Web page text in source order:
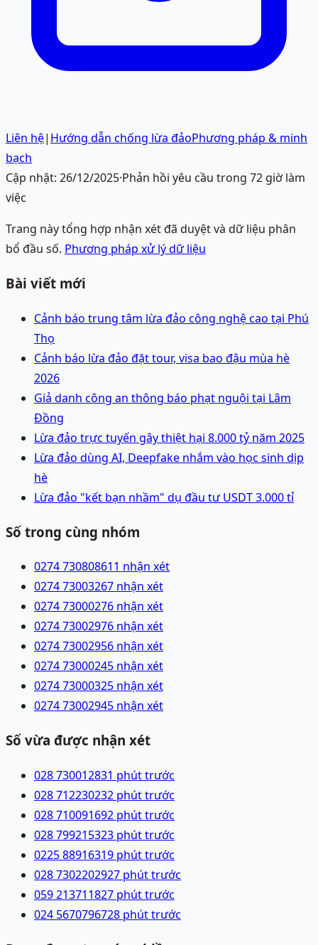
Liên hệ| Hướng dẫn chống lừa đảoPhương pháp & minh
bạch
Cập nhật: 26/12/2025·Phản hồi yêu cầu trong 72 giờ làm
việc
Trang này tổng hợp nhận xét đã duyệt và dữ liệu phân
bổ đầu số. Phương pháp xử lý dữ liệu
Bài viết mới
Cảnh báo trung tâm lừa đảo công nghệ cao tại Phú
Thọ
Cảnh báo lừa đảo đặt tour, visa bao đậu mùa hè
2026
Giả danh công an thông báo phạt nguội tại Lâm
Đồng
Lừa đảo trực tuyến gây thiệt hại 8.000 tỷ năm 2025
Lừa đảo dùng AI, Deepfake nhắm vào học sinh dịp
hè
Lừa đảo "kết bạn nhầm" dụ đầu tư USDT 3.000 tỉ
Số trong cùng nhóm
0274 730808611 nhận xét
0274 73003267 nhận xét
0274 73000276 nhận xét
0274 73002976 nhận xét
0274 73002956 nhận xét
0274 73000245 nhận xét
0274 73000325 nhận xét
0274 73002945 nhận xét
Số vừa được nhận xét
028 730012831 phút trước
028 712230232 phút trước
028 710091692 phút trước
028 799215323 phút trước
0225 88916319 phút trước
028 7302202927 phút trước
059 213711827 phút trước
024 5670796728 phút trước